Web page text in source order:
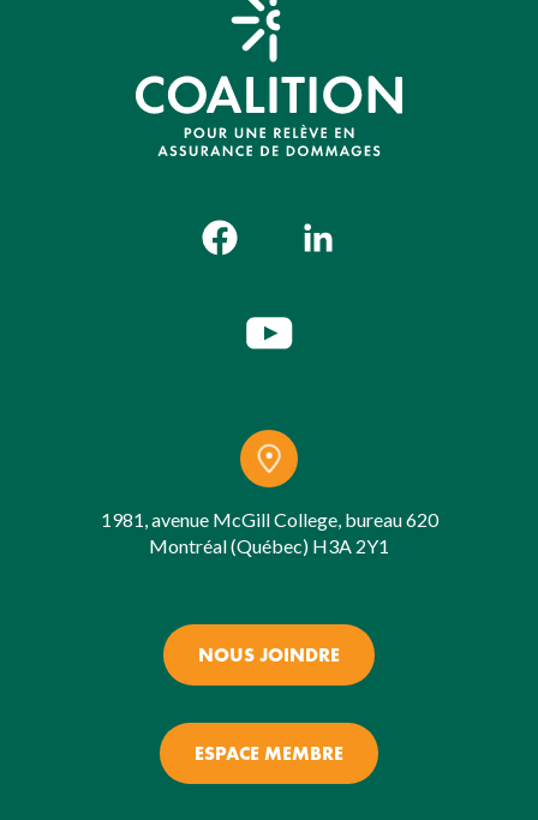
1981, avenue McGill College, bureau 620
Montréal (Québec) H3A 2Y1
NOUS JOINDRE
ESPACE MEMBRE